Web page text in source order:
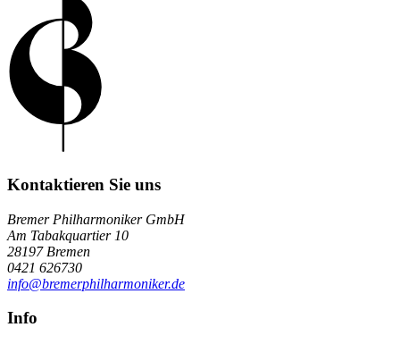
Kontaktieren Sie uns
Bremer Philharmoniker GmbH
Am Tabakquartier 10
28197 Bremen
0421 626730
info@bremerphilharmoniker.de
Info